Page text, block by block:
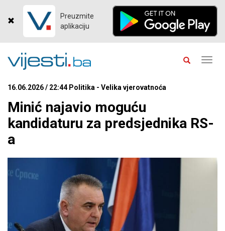
Preuzmite
aplikaciju
16.06.2026 / 22:44 Politika - Velika vjerovatnoća
Minić najavio moguću
kandidaturu za predsjednika RS-
a